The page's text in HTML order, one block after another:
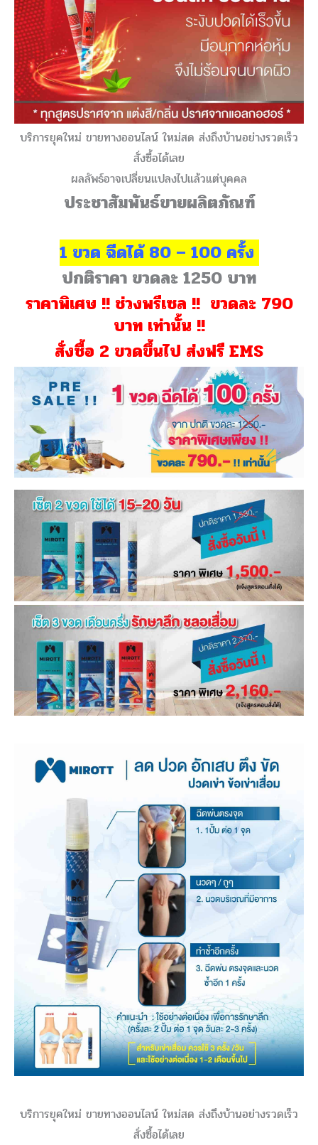
บริการยุคใหม่ ขายทางออนไลน์ ใหม่สด ส่งถึงบ้านอย่างรวดเร็ว
สั่งซื้อได้เลย
ผลลัพธ์อาจเปลี่ยนแปลงไปแล้วแต่บุคคล
ประชาสัมพันธ์ขายผลิตภัณฑ์
1 ขวด ฉีดได้ 80 – 100 ครั้ง
ปกติราคา ขวดละ 1250 บาท
ราคาพิเศษ !! ช่วงพรีเซล !! ขวดละ 790
บาท เท่านั้น !!
สั่งซื้อ 2 ขวดขึ้นไป ส่งฟรี EMS
บริการยุคใหม่ ขายทางออนไลน์ ใหม่สด ส่งถึงบ้านอย่างรวดเร็ว
สั่งซื้อได้เลย